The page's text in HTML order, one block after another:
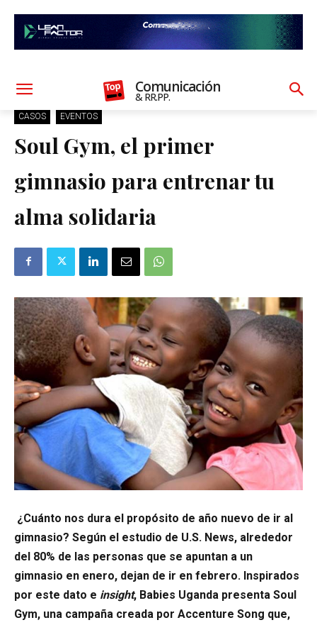
Comunicación
& RR.PP.
CASOS EVENTOS
Soul Gym, el primer
gimnasio para entrenar tu
alma solidaria
¿Cuánto nos dura el propósito de año nuevo de ir al
gimnasio? Según el estudio de U.S. News, alrededor
del 80% de las personas que se apuntan a un
gimnasio en enero, dejan de ir en febrero. Inspirados
por este dato e insight, Babies Uganda presenta Soul
Gym, una campaña creada por Accenture Song que,